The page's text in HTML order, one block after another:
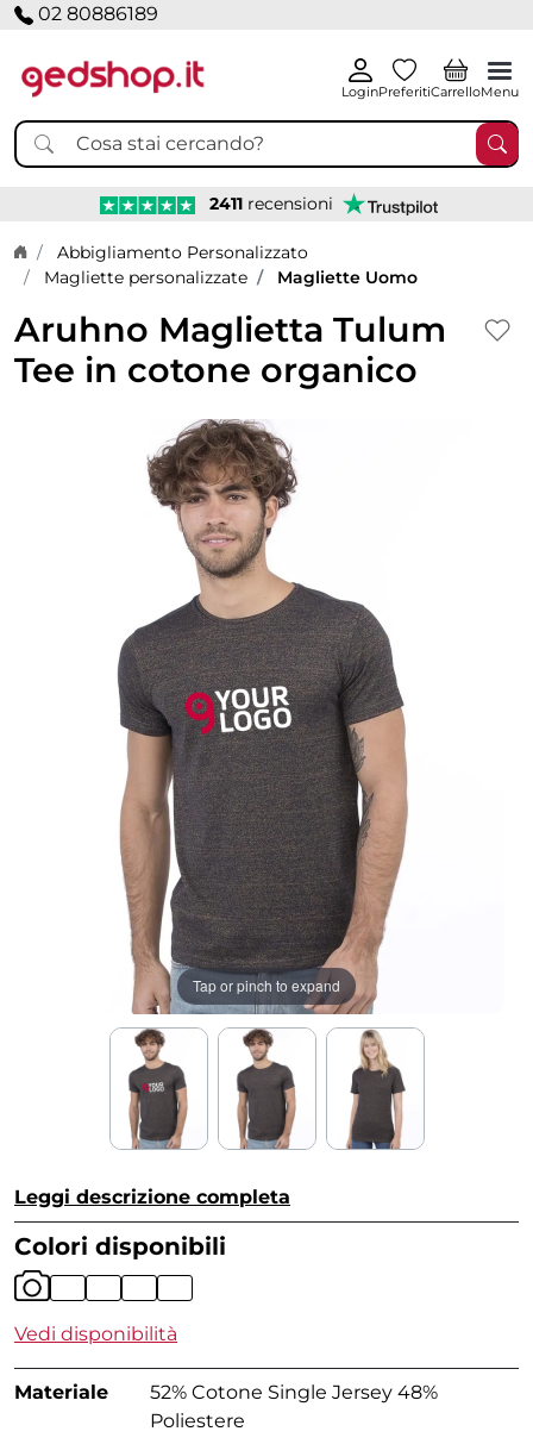
02 80886189
LoginPreferitiCarrelloMenu
2411 recensioni
Home page
Abbigliamento Personalizzato
Magliette personalizzate
Magliette Uomo
Aruhno Maglietta Tulum
Tee in cotone organico
Tap or pinch to expand
Leggi descrizione completa
Colori disponibili
Vedi disponibilità
Materiale
52% Cotone Single Jersey 48%
Poliestere